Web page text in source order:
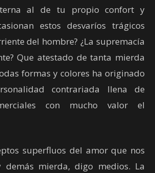
al de tu propio confort y
estos desvaríos trágicos
del hombre? ¿La supremacía
Que atestado de tanta mierda
formas y colores ha originado
contrariada llena de
con mucho valor el
superfluos del amor que nos
mierda, digo medios. La